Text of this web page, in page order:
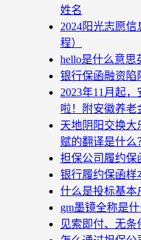
姓名
2024阳光志愿
程）
hello是什么意思
银行保函融资陷
2023年11月起
啦！附安徽养老
天地阴阳交换大
赋的翻译是什么
担保公司履约保
银行履约保函样
什么是投标基本
gm墨镜全称是
见索即付、无条